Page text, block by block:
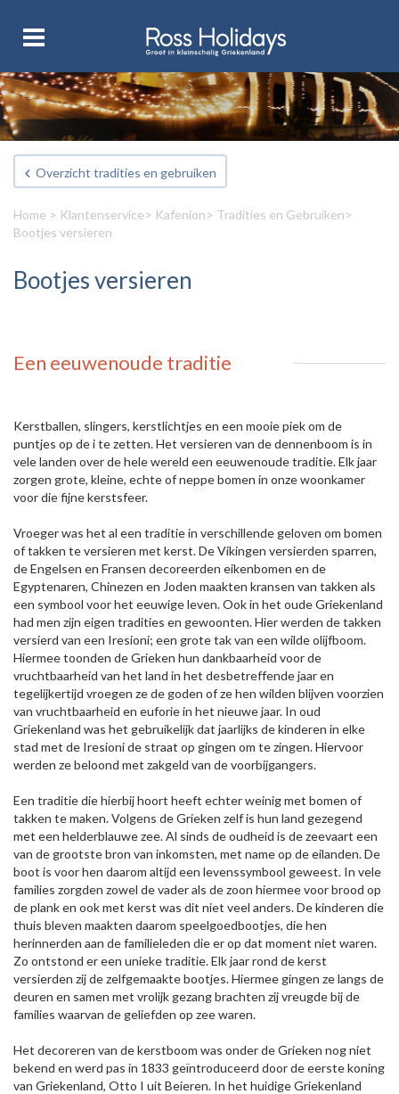
Overzicht tradities en gebruiken
Home > Klantenservice> Kafenion> Tradities en Gebruiken>
Bootjes versieren
Bootjes versieren
Een eeuwenoude traditie
Kerstballen, slingers, kerstlichtjes en een mooie piek om de
puntjes op de i te zetten. Het versieren van de dennenboom is in
vele landen over de hele wereld een eeuwenoude traditie. Elk jaar
zorgen grote, kleine, echte of neppe bomen in onze woonkamer
voor die fijne kerstsfeer.
Vroeger was het al een traditie in verschillende geloven om bomen
of takken te versieren met kerst. De Vikingen versierden sparren,
de Engelsen en Fransen decoreerden eikenbomen en de
Egyptenaren, Chinezen en Joden maakten kransen van takken als
een symbool voor het eeuwige leven. Ook in het oude Griekenland
had men zijn eigen tradities en gewoonten. Hier werden de takken
versierd van een Iresioni; een grote tak van een wilde olijfboom.
Hiermee toonden de Grieken hun dankbaarheid voor de
vruchtbaarheid van het land in het desbetreffende jaar en
tegelijkertijd vroegen ze de goden of ze hen wilden blijven voorzien
van vruchtbaarheid en euforie in het nieuwe jaar. In oud
Griekenland was het gebruikelijk dat jaarlijks de kinderen in elke
stad met de Iresioni de straat op gingen om te zingen. Hiervoor
werden ze beloond met zakgeld van de voorbijgangers.
Een traditie die hierbij hoort heeft echter weinig met bomen of
takken te maken. Volgens de Grieken zelf is hun land gezegend
met een helderblauwe zee. Al sinds de oudheid is de zeevaart een
van de grootste bron van inkomsten, met name op de eilanden. De
boot is voor hen daarom altijd een levenssymbool geweest. In vele
families zorgden zowel de vader als de zoon hiermee voor brood op
de plank en ook met kerst was dit niet veel anders. De kinderen die
thuis bleven maakten daarom speelgoedbootjes, die hen
herinnerden aan de familieleden die er op dat moment niet waren.
Zo ontstond er een unieke traditie. Elk jaar rond de kerst
versierden zij de zelfgemaakte bootjes. Hiermee gingen ze langs de
deuren en samen met vrolijk gezang brachten zij vreugde bij de
families waarvan de geliefden op zee waren.
Het decoreren van de kerstboom was onder de Grieken nog niet
bekend en werd pas in 1833 geïntroduceerd door de eerste koning
van Griekenland, Otto I uit Beieren. In het huidige Griekenland